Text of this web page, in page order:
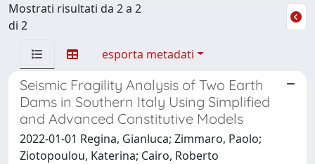
Mostrati risultati da 2 a 2
di 2
esporta metadati
Seismic Fragility Analysis of Two Earth
Dams in Southern Italy Using Simplified
and Advanced Constitutive Models
2022-01-01 Regina, Gianluca; Zimmaro, Paolo;
Ziotopoulou, Katerina; Cairo, Roberto